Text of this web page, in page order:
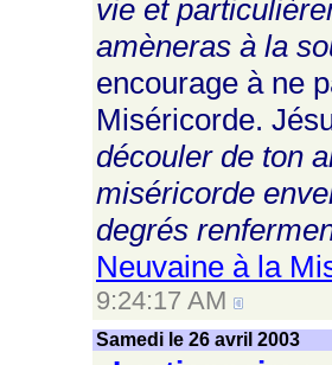
vie et
amèneras à la
encourage à ne
Miséricorde.
découler de ton
miséricorde
degrés
Neuvaine à la
9:24:17 AM
Samedi le 26 avril 2003